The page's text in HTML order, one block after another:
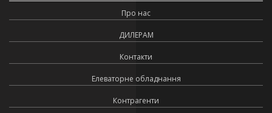
Про нас
ДИЛЕРАМ
Контакти
Елеваторне обладнання
Контрагенти